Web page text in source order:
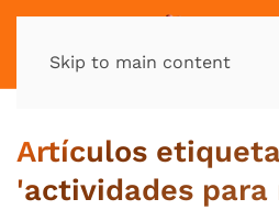
Skip to main content
Artículos
'actividades para